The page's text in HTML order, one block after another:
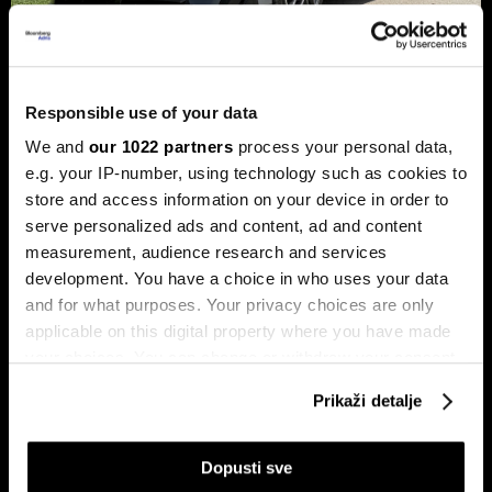
Responsible use of your data
We and our 1022 partners process your personal data,
e.g. your IP-number, using technology such as cookies to
store and access information on your device in order to
serve personalized ads and content, ad and content
measurement, audience research and services
development. You have a choice in who uses your data
and for what purposes. Your privacy choices are only
applicable on this digital property where you have made
If you allow, we would also like to:
Prikaži detalje
Dopusti sve
Xpeng P7+: Luksuzni kineski
automobil koji priča kao navijen
Luksuzni fastback s vlastitim čipom koji po
performansama nadmašuje usporedive Nvidijine proizvode.
potrebno da bude savršeno
nisu pošteđeni otkrića iz
Epsteinovih dokumenata